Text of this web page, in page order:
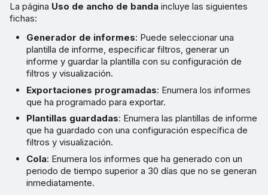
La página Uso de ancho de banda incluye las siguientes
fichas:
Generador de informes: Puede seleccionar una
plantilla de informe, especificar filtros, generar un
informe y guardar la plantilla con su configuración de
filtros y visualización.
Exportaciones programadas: Enumera los informes
que ha programado para exportar.
Plantillas guardadas: Enumera las plantillas de informe
que ha guardado con una configuración específica de
filtros y visualización.
Cola: Enumera los informes que ha generado con un
periodo de tiempo superior a 30 días que no se generan
inmediatamente.